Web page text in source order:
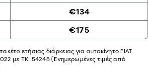
€134
€175
ετήσιας διάρκειας για αυτοκίνητο FIAT
με ΤΚ: 54248 (Ενημερωμένες τιμές από